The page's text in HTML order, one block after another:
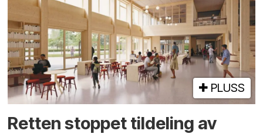
PLUSS
Retten stoppet tildeling av